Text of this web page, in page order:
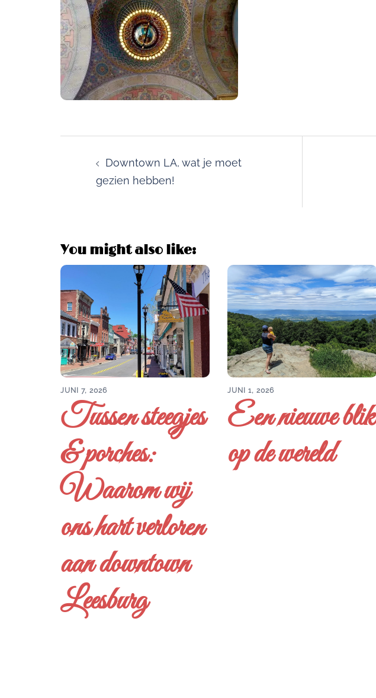
navigationDowntown LA, wat je moet
gezien hebben!
You might also like:
JUNI 7, 2026
Tussen steegjes
& porches:
Waarom wij
ons hart verloren
aan downtown
Leesburg
JUNI 1, 2026
Een nieuwe blik
op de wereld